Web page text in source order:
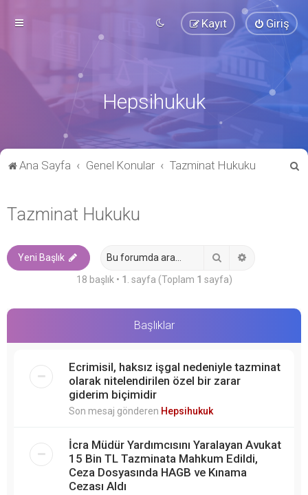
Giriş
Kayıt
Hepsihukuk
Ana Sayfa Genel Konular Tazminat Hukuku
Tazminat Hukuku
Yeni Başlık
18 başlık • 1 . sayfa (Toplam 1 sayfa)
Başlıklar
Ecrimisil, haksız işgal nedeniyle tazminat
olarak nitelendirilen özel bir zarar
giderim biçimidir
Son mesaj gönderen Hepsihukuk
İcra Müdür Yardımcısını Yaralayan Avukat
15 Bin TL Tazminata Mahkum Edildi,
Ceza Dosyasında HAGB ve Kınama
Cezası Aldı